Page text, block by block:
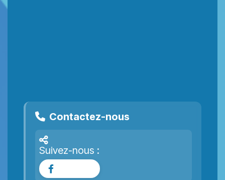
Contactez-nous
Suivez-nous :